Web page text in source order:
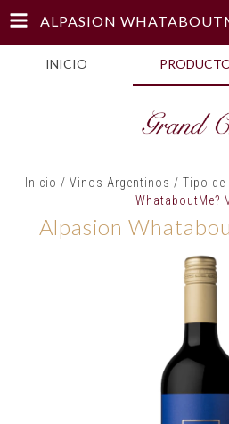
INICIO
Inicio / Vinos Argentinos / Tipo de
WhataboutMe?
Alpasion